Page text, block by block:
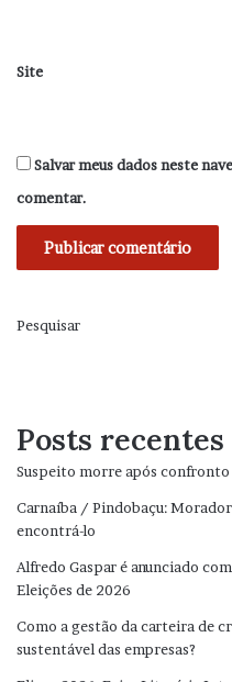
Site
Salvar meus dados neste
comentar.
Pesquisar
Posts recentes
Suspeito morre após
Carnaíba / Pindobaçu:
encontrá-lo
Alfredo Gaspar é anunciado
Eleições de 2026
Como a gestão da carteira de
sustentável das empresas?